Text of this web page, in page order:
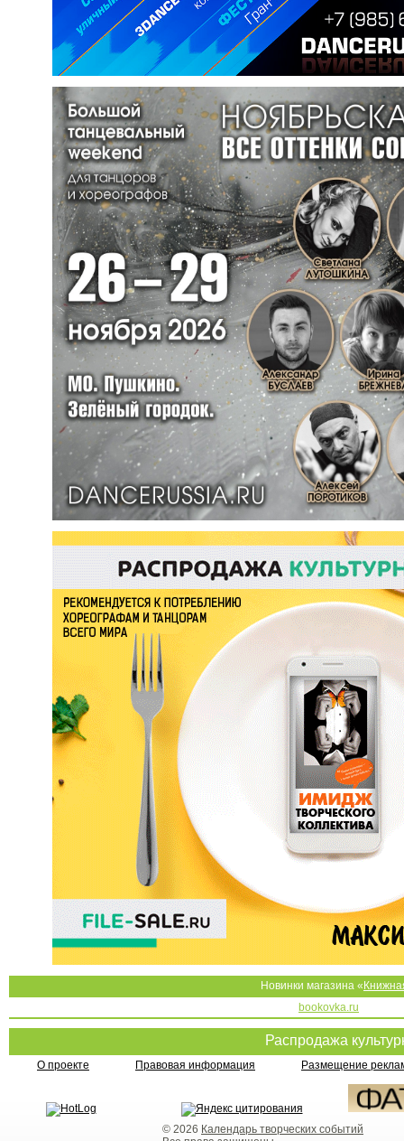
Новинки магазина «
bookovka.ru
Распродажа
О проекте Правовая информация Размещение
© 2026 Календарь творческих событий